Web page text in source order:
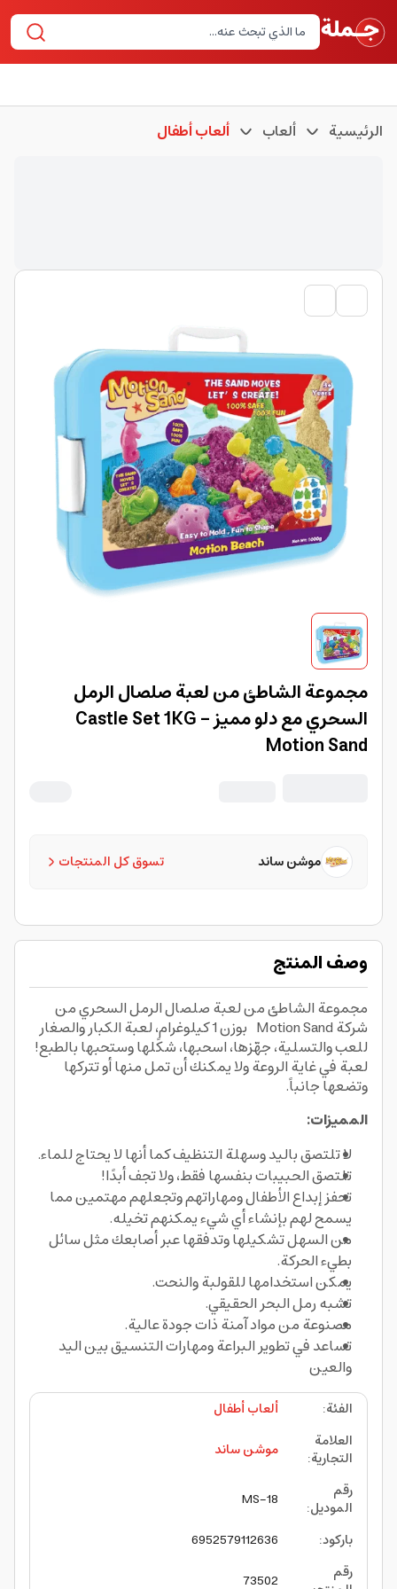
الرئيسية ألعاب ألعاب أطفال
مجموعة الشاطئ من لعبة صلصال الرمل
السحري مع دلو مميز Castle Set 1KG -
Motion Sand
تسوق كل المنتجات موشن ساند
وصف المنتج
مجموعة الشاطئ من لعبة صلصال الرمل السحري من
شركة Motion Sand بوزن 1 كيلوغرام، لعبة الكبار والصغار
للعب والتسلية، جهّزها، اسحبها، شكًلها وستحبها بالطبع!
لعبة في غاية الروعة ولا يمكنك أن تمل منها أو تتركها
وتضعها جانباً.
المميزات:
ﻻ تلتصق باليد وسهلة التنظيف كما أنها ﻻ يحتاج للماء.
تلتصق الحبيبات بنفسها فقط، ولا تجف أبدًا!
تحفز إبداع الأطفال ومهاراتهم وتجعلهم مهتمين مما
يسمح لهم بإنشاء أي شيء يمكنهم تخيله.
من السهل تشكيلها وتدفقها عبر أصابعك مثل سائل
بطيء الحركة.
يمكن استخدامها للقولبة والنحت.
تشبه رمل البحر الحقيقي.
مصنوعة من مواد آمنة ذات جودة عالية.
تساعد في تطوير البراعة ومهارات التنسيق بين اليد
والعين
الفئة:
ألعاب أطفال
العلامة
التجارية:
موشن ساند
رقم
الموديل:
MS-18
باركود:
6952579112636
رقم
73502